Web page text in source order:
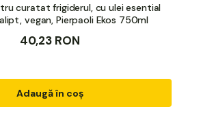
curatat frigiderul, cu ulei esential
vegan, Pierpaoli Ekos 750ml
40,23 RON
Adaugă în coș